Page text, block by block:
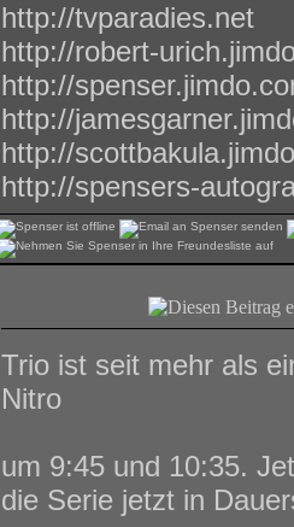
http://tvparadies.net
http://robert-
http://
http://
http://
http://spensers-
Trio ist seit mehr als
Nitro
um 9:45 und 10:35.
die Serie jetzt in